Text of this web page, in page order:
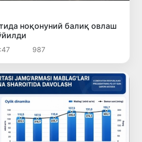
ноқонуний балиқ овлаш
987